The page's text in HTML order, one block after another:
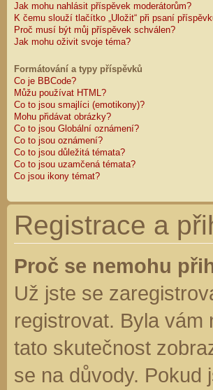
Jak mohu nahlásit příspěvek moderátorům?
K čemu slouží tlačítko „Uložit“ při psaní
Proč musí být můj příspěvek schválen?
Jak mohu oživit svoje téma?
Formátování a typy příspěvků
Co je BBCode?
Můžu používat HTML?
Co to jsou smajlíci (emotikony)?
Mohu přidávat obrázky?
Co to jsou Globální oznámení?
Co to jsou oznámení?
Co to jsou důležitá témata?
Co to jsou uzamčená témata?
Co jsou ikony témat?
Registrace a
Proč se nemohu
Už jste se
registrovat. Byla
tato skutečnost
se na důvody. Pokud